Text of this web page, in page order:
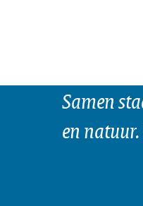
Samen
en